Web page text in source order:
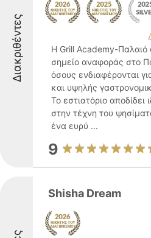
Διακριθέντες
Η Grill Academy-Παλαιό
σημείο αναφοράς στο
όσους ενδιαφέρονται
και υψηλής
Το εστιατόριο αποδίδει
στην τέχνη του
ένα ευρύ ...
9
Shisha Dream